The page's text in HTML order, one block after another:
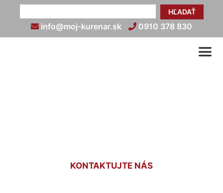
HĽADAŤ
info@moj-kurenar.sk 0910 378 830
KONTAKTUJTE NÁS